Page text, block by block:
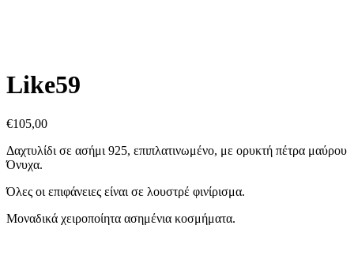
Like59
€105,00
Δαχτυλίδι σε ασήμι 925, επιπλατινωμένο, με ορυκτή πέτρα μαύρου
Όνυχα.
Όλες οι επιφάνειες είναι σε λουστρέ φινίρισμα.
Μοναδικά χειροποίητα ασημένια κοσμήματα.